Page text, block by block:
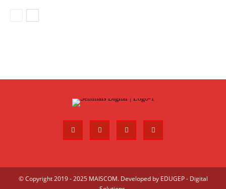
© Copyright 2019 - 2025 MAISCOM. Developed by EDUGEP - Digital